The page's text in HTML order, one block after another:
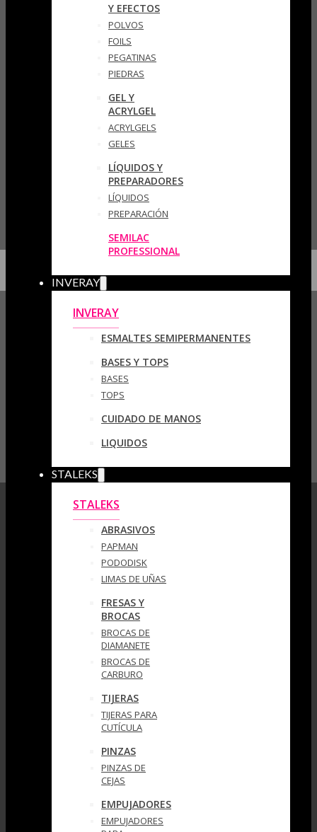
Y EFECTOS
POLVOS
FOILS
PEGATINAS
PIEDRAS
GEL Y
ACRYLGEL
ACRYLGELS
GELES
LÍQUIDOS Y
PREPARADORES
LÍQUIDOS
PREPARACIÓN
SEMILAC
PROFESSIONAL
INVERAY
INVERAY
ESMALTES SEMIPERMANENTES
BASES Y TOPS
BASES
TOPS
CUIDADO DE MANOS
LIQUIDOS
STALEKS
STALEKS
ABRASIVOS
PAPMAN
PODODISK
LIMAS DE UÑAS
FRESAS Y
BROCAS
BROCAS DE
DIAMANETE
BROCAS DE
CARBURO
TIJERAS
TIJERAS PARA
CUTÍCULA
PINZAS
PINZAS DE
CEJAS
EMPUJADORES
EMPUJADORES